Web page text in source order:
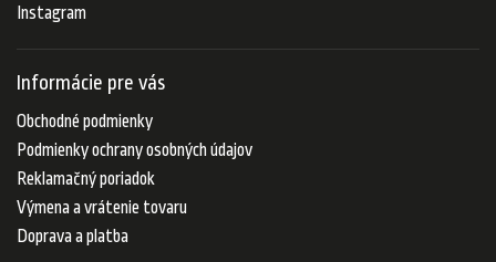
Instagram
Informácie pre vás
Obchodné podmienky
Podmienky ochrany osobných údajov
Reklamačný poriadok
Výmena a vrátenie tovaru
Doprava a platba